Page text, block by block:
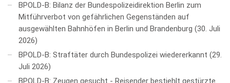
BPOLD-B: Bilanz der Bundespolizeidirektion Berlin zum
Mitführverbot von gefährlichen Gegenständen auf
ausgewählten Bahnhöfen in Berlin und Brandenburg 30. Juli
2026
BPOLD-B: Straftäter durch Bundespolizei wiedererkannt 29.
Juli 2026
BPOLD-B: Zeugen gesucht - Reisender bestiehlt gestürzte